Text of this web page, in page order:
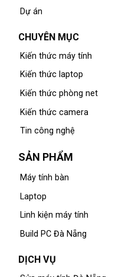
Dự án
CHUYÊN MỤC
Kiến thức máy tính
Kiến thức laptop
Kiến thức phòng net
Kiến thức camera
Tin công nghệ
SẢN PHẨM
Máy tính bàn
Laptop
Linh kiện máy tính
Build PC Đà Nẵng
DỊCH VỤ